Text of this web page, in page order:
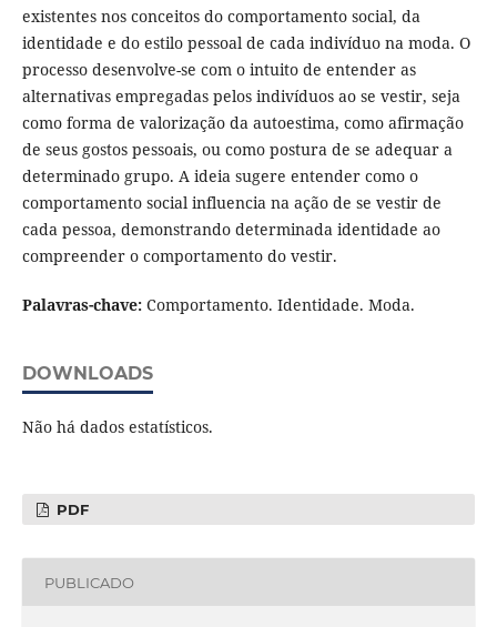
existentes nos conceitos do comportamento social, da
identidade e do estilo pessoal de cada indivíduo na moda. O
processo desenvolve-se com o intuito de entender as
alternativas empregadas pelos indivíduos ao se vestir, seja
como forma de valorização da autoestima, como afirmação
de seus gostos pessoais, ou como postura de se adequar a
determinado grupo. A ideia sugere entender como o
comportamento social influencia na ação de se vestir de
cada pessoa, demonstrando determinada identidade ao
compreender o comportamento do vestir.
Palavras-chave: Comportamento. Identidade. Moda.
DOWNLOADS
Não há dados estatísticos.
PDF
PUBLICADO